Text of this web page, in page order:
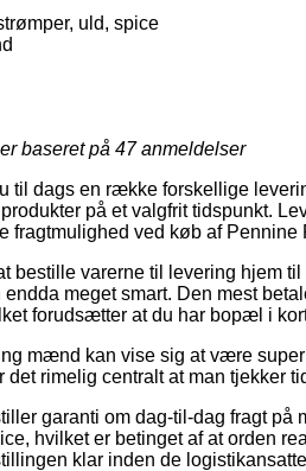
uld, spice
baseret på 47anmeldelser
til dags en række forskellige
på et valgfrit tidspunkt.
fragtmulighed ved køb af Pennine
bestille varerne til levering hjem
meget smart. Den mest
forudsætter at du har bopæl i
mænd kan vise sig at være
det rimelig centralt at man tjekker
garanti om dag-til-dag fragt
hvilket er betinget af at orden
klar inden de